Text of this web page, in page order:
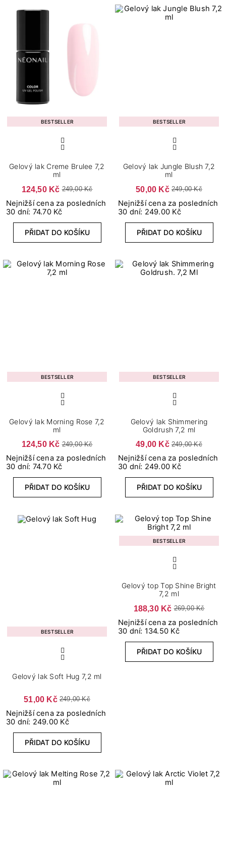
BESTSELLER
Gelový lak Creme Brulee 7,2
ml
124,50 Kč 249,00 Kč
Nejnižší cena za posledních
30 dní: 74.70 Kč
PŘIDAT DO KOŠÍKU
BESTSELLER
Gelový lak Jungle Blush 7,2
ml
50,00 Kč 249,00 Kč
Nejnižší cena za posledních
30 dní: 249.00 Kč
PŘIDAT DO KOŠÍKU
BESTSELLER
Gelový lak Morning Rose 7,2
ml
124,50 Kč 249,00 Kč
Nejnižší cena za posledních
30 dní: 74.70 Kč
PŘIDAT DO KOŠÍKU
BESTSELLER
Gelový lak Shimmering
Goldrush 7,2 ml
49,00 Kč 249,00 Kč
Nejnižší cena za posledních
30 dní: 249.00 Kč
PŘIDAT DO KOŠÍKU
BESTSELLER
Gelový lak Soft Hug 7,2 ml
51,00 Kč 249,00 Kč
Nejnižší cena za posledních
30 dní: 249.00 Kč
PŘIDAT DO KOŠÍKU
BESTSELLER
Gelový top Top Shine Bright
7,2 ml
188,30 Kč 269,00 Kč
Nejnižší cena za posledních
30 dní: 134.50 Kč
PŘIDAT DO KOŠÍKU